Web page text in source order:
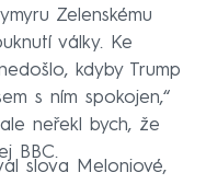
Zelenskému
války. Ke
kdyby Trump
s ním spokojen,“
neřekl bych, že
BBC.
slova Meloniové,